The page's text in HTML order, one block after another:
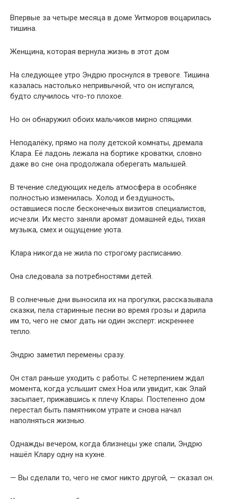
Впервые за четыре месяца в доме Уитморов воцарилась
тишина.
Женщина, которая вернула жизнь в этот дом
На следующее утро Эндрю проснулся в тревоге. Тишина
казалась настолько непривычной, что он испугался,
будто случилось что-то плохое.
Но он обнаружил обоих мальчиков мирно спящими.
Неподалёку, прямо на полу детской комнаты, дремала
Клара. Её ладонь лежала на бортике кроватки, словно
даже во сне она продолжала оберегать малышей.
В течение следующих недель атмосфера в особняке
полностью изменилась. Холод и бездушность,
оставшиеся после бесконечных визитов специалистов,
исчезли. Их место заняли аромат домашней еды, тихая
музыка, смех и ощущение уюта.
Клара никогда не жила по строгому расписанию.
Она следовала за потребностями детей.
В солнечные дни выносила их на прогулки, рассказывала
сказки, пела старинные песни во время грозы и дарила
им то, чего не смог дать ни один эксперт: искреннее
тепло.
Эндрю заметил перемены сразу.
Он стал раньше уходить с работы. С нетерпением ждал
момента, когда услышит смех Ноа или увидит, как Элай
засыпает, прижавшись к плечу Клары. Постепенно дом
перестал быть памятником утрате и снова начал
наполняться жизнью.
Однажды вечером, когда близнецы уже спали, Эндрю
нашёл Клару одну на кухне.
— Вы сделали то, чего не смог никто другой, — сказал он.